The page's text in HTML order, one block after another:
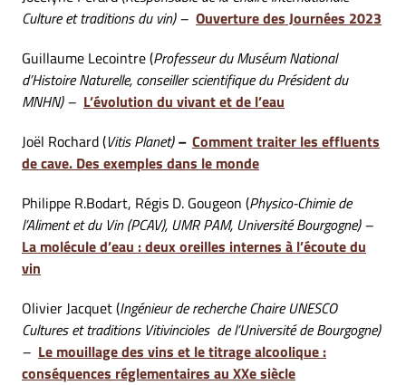
Culture et traditions du vin) – Ouverture des Journées 2023
Guillaume Lecointre (Professeur du Muséum National
d’Histoire Naturelle, conseiller scientifique du Président du
MNHN) – L’évolution du vivant et de l’eau
Joël Rochard (Vitis Planet)– Comment traiter les effluents
de cave. Des exemples dans le monde
Philippe R.Bodart, Régis D. Gougeon (Physico-Chimie de
l’Aliment et du Vin (PCAV), UMR PAM, Université Bourgogne) –
La molécule d’eau : deux oreilles internes à l’écoute du
vin
Olivier Jacquet (Ingénieur de recherche Chaire UNESCO
Cultures et traditions Vitivincioles de l’Université de Bourgogne)
– Le mouillage des vins et le titrage alcoolique :
conséquences réglementaires au XXe siècle